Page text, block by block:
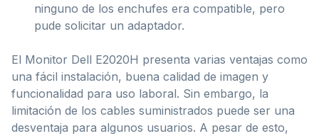
ninguno de los enchufes era compatible, pero
pude solicitar un adaptador.
El Monitor Dell E2020H presenta varias ventajas como
una fácil instalación, buena calidad de imagen y
funcionalidad para uso laboral. Sin embargo, la
limitación de los cables suministrados puede ser una
desventaja para algunos usuarios. A pesar de esto,